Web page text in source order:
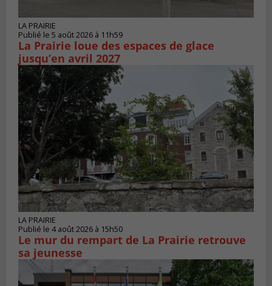
LA PRAIRIE
Publié le 5 août 2026 à 11h59
La Prairie loue des espaces de glace
jusqu’en avril 2027
LA PRAIRIE
Publié le 4 août 2026 à 15h50
Le mur du rempart de La Prairie retrouve
sa jeunesse